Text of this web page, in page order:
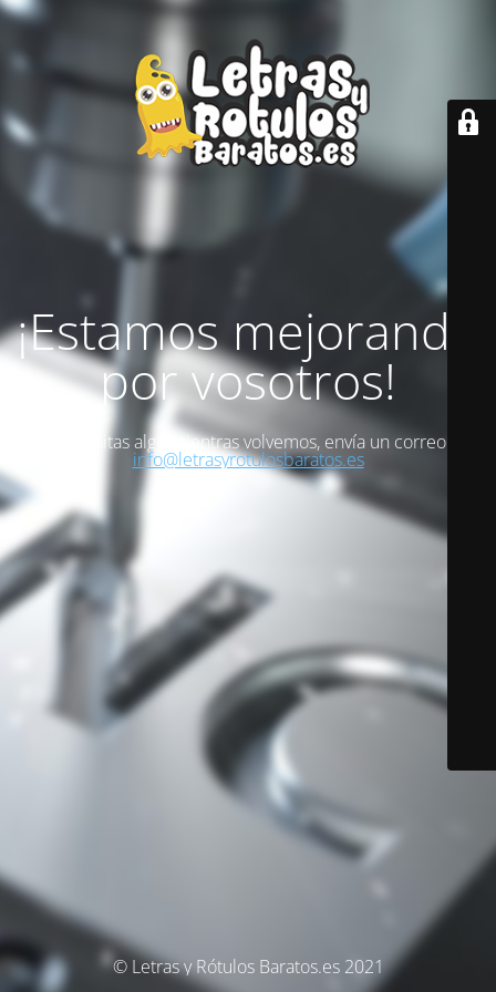
¡Estamos mejorando
por vosotros!
Si necesitas algo mientras volvemos, envía un correo a
info@letrasyrotulosbaratos.es
© Letras y Rótulos Baratos.es 2021